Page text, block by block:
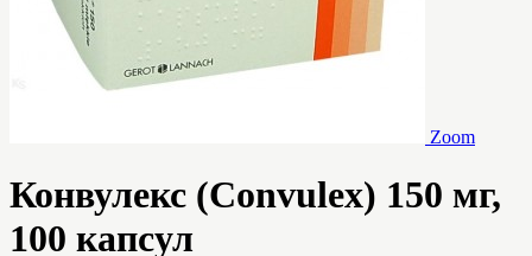
Zoom
Конвулекс (Convulex) 150 мг,
100 капсул